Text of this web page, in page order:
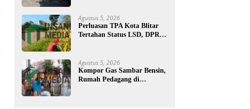
Agustus 5, 2026
Perluasan TPA Kota Blitar
Tertahan Status LSD, DPRD
Agustus 5, 2026
Kompor Gas Sambar Bensin,
Rumah Pedagang di